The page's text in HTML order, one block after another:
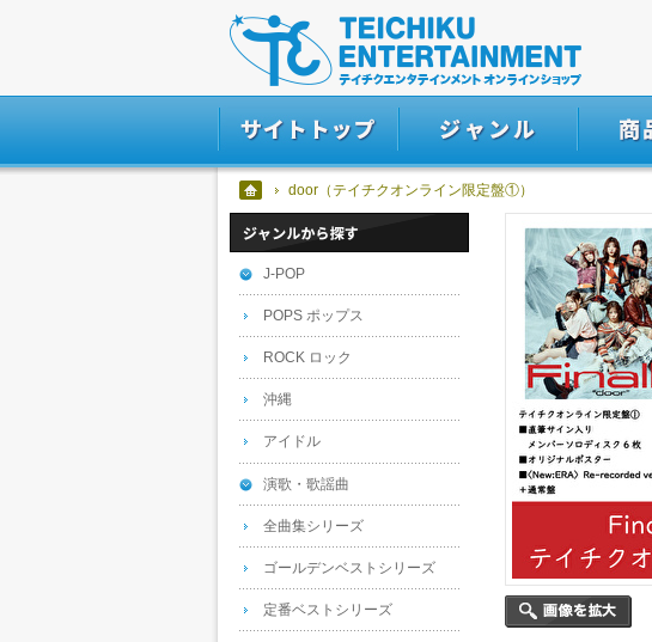
door（テイチクオンライン限定盤①）
J-POP
POPS ポップス
ROCK ロック
沖縄
アイドル
演歌・歌謡曲
全曲集シリーズ
ゴールデンベストシリーズ
定番ベストシリーズ